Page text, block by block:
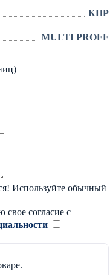
КНР
MULTI PROFF
Используйте обычный
согласие с